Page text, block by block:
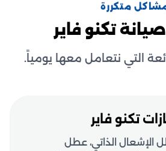
متكررة
تكنو فاير
التي نتعامل معها يومياً.
تكنو فاير
الذاتي، عطل